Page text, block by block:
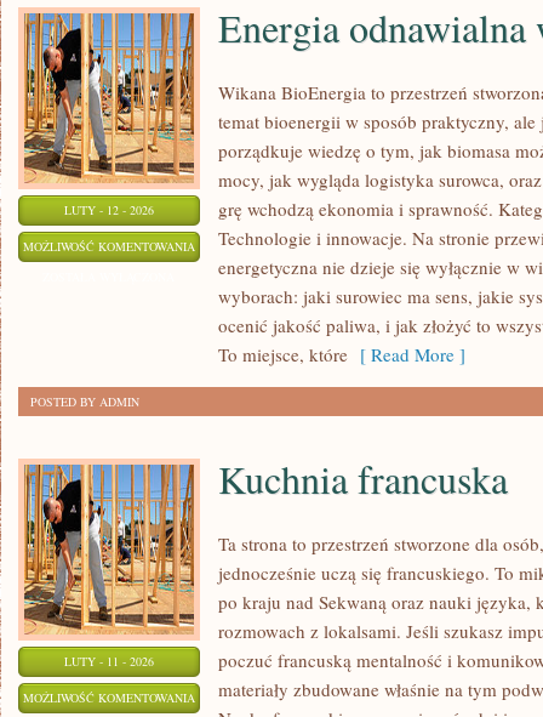
LUTY - 12 - 2026
MOŻLIWOŚĆ KOMENTOWANIA ENERGIA
ODNAWIALNA
POLSCE
Energia odnawialna
Wikana BioEnergia to przestrzeń
temat bioenergii w sposób praktyczny,
porządkuje wiedzę o tym, jak biomasa
mocy, jak wygląda logistyka surowca,
grę wchodzą ekonomia i sprawność.
Technologie i innowacje. Na stronie
energetyczna nie dzieje się wyłącznie w
wyborach: jaki surowiec ma sens, jakie
ocenić jakość paliwa, i jak złożyć to
To miejsce, które [ Read More ]
POSTED BY ADMIN
LUTY - 11 - 2026
MOŻLIWOŚĆ KOMENTOWANIA KUCHNIA
Kuchnia francuska
Ta strona to przestrzeń stworzone dla
jednocześnie uczą się francuskiego. To
po kraju nad Sekwaną oraz nauki języka,
rozmowach z lokalsami. Jeśli szukasz
poczuć francuską mentalność i
materiały zbudowane właśnie na tym